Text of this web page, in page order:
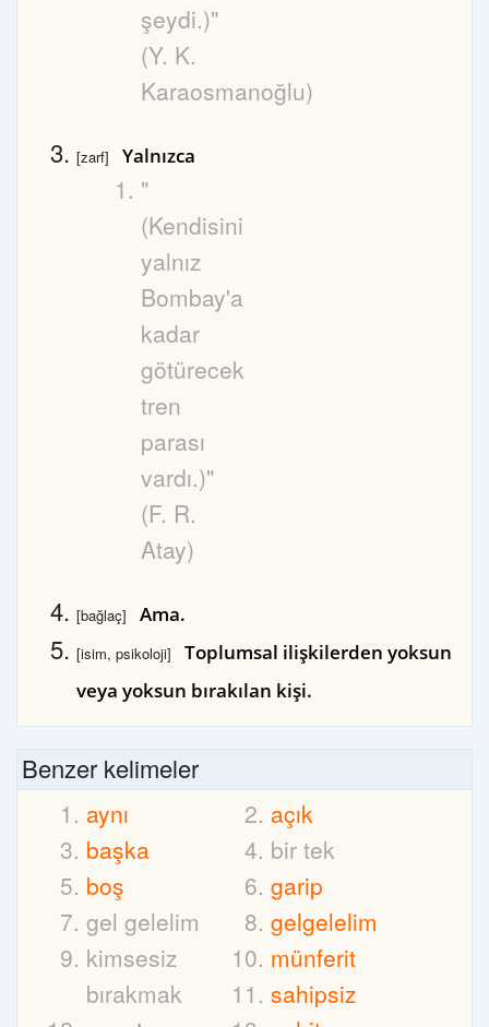
şeydi.)"
(Y. K.
Karaosmanoğlu)
[zarf] Yalnızca
"
(Kendisini
yalnız
Bombay'a
kadar
götürecek
tren
parası
vardı.)"
(F. R.
Atay)
[bağlaç] Ama.
[isim, psikoloji]
Toplumsal ilişkilerden yoksun
veya yoksun bırakılan kişi.
Benzer kelimeler
aynı
açık
başka
bir tek
boş
garip
gel gelelim
gelgelelim
kimsesiz
bırakmak
münferit
sahipsiz